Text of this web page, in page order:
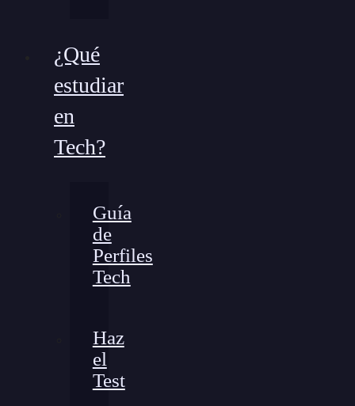
¿Qué
estudiar
en
Tech?
Guía
de
Perfiles
Tech
Haz
el
Test